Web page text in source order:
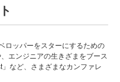
ロッパーをスターにするための
エンジニアの生きざまをブース
など、さまざまなカンファレ